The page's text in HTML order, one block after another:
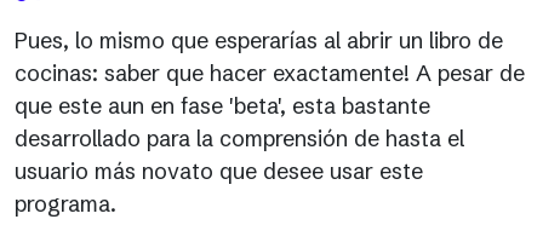
Pues, lo mismo que esperarías al abrir un libro de
cocinas: saber que hacer exactamente! A pesar de
que este aun en fase 'beta', esta bastante
desarrollado para la comprensión de hasta el
usuario más novato que desee usar este
programa.